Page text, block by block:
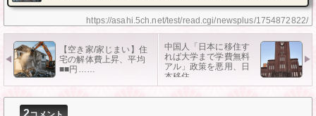
https://asahi.5ch.net/test/read.cgi/newsplus/1754872822/
【空き家/家じまい】住
宅の解体費上昇、平均
■■円……
中国人「日本に移住す
れば大学まで学費無料
アル」政策を悪用、日
本移住
2